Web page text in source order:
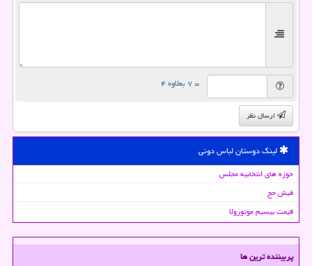
= ۷ بعلاوه ۴
ارسال نظر
لینک دوستان لباس دونی
حوزه های انتخابیه مجلس
فیش حج
قیمت بیسیم موتورولا
پربیننده ترین ها